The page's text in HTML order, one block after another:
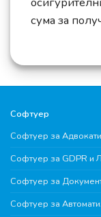
сума за
Софтуер
Софтуер за
Софтуер за GDPR и
Софтуер за
Софтуер за